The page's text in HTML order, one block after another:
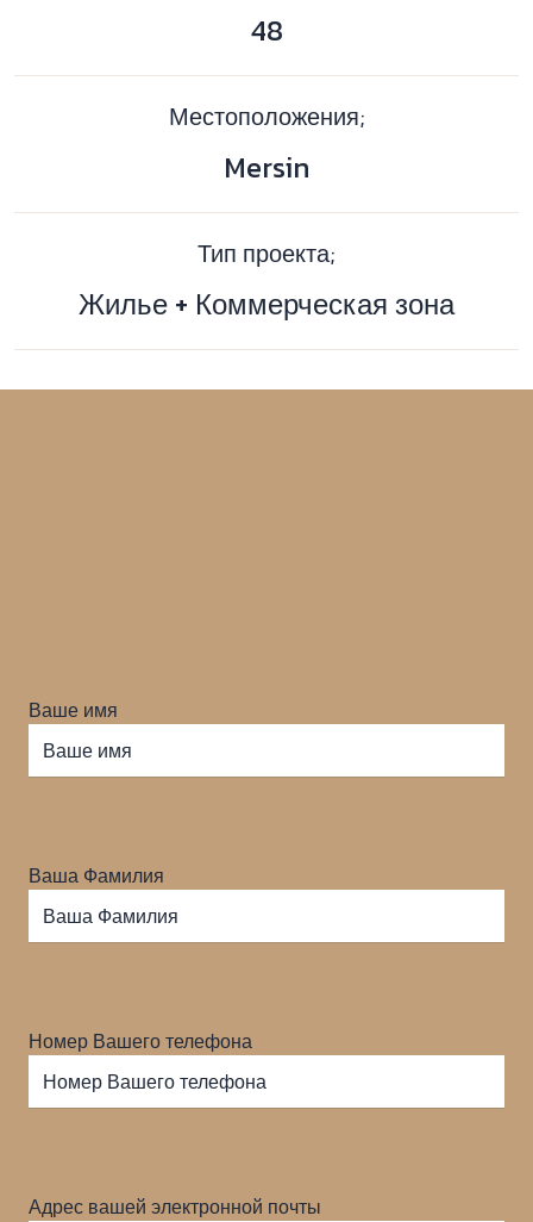
48
Местоположения;
Mersin
Тип проекта;
Жилье + Коммерческая зона
Ваше имя
Ваша Фамилия
Номер Вашего телефона
Адрес вашей электронной почты